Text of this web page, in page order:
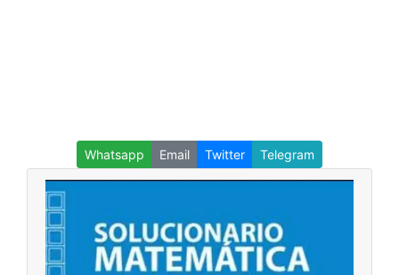
Whatsapp Email Twitter Telegram